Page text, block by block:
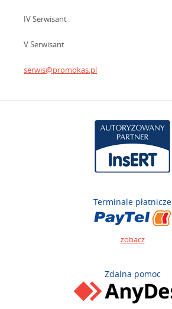
IV Serwisant
V Serwisant
serwis@promokas.pl
Terminale płatnicze
zobacz
Zdalna pomoc